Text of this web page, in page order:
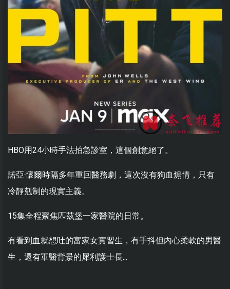
HBO用24小時手法拍急診室，這個創意絕了。
諾亞·懷爾時隔多年重回醫務劇，這次沒有狗血煽情，只有
冷靜剋制的現實主義。
15集全程聚焦匹茲堡一家醫院的日常。
有看到血就想吐的富家女實習生，有手抖但內心柔軟的男醫
生，還有軍醫背景的犀利護士長...